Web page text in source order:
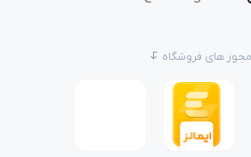
مجوز های فروشگاه